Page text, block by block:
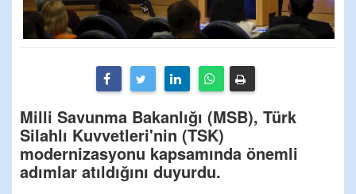
Milli Savunma Bakanlığı (MSB), Türk
Silahlı Kuvvetleri'nin (TSK)
modernizasyonu kapsamında önemli
adımlar atıldığını duyurdu.